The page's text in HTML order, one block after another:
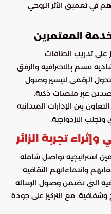
في تعميق الأثر الروحي
المعتمرين
على تدريب الطاقات
تتسم بالاحترافية والرفق.
الرقمي لتيسير وصول
عبر منصات ذكية.
بين الإدارات الميدانية
الازدواجية.
تجربة الزائر
استراتيجية تواصل شاملة
وانتماءاتهم الثقافية.
التي تضمن وصول الرسالة
مع التركيز على جودة